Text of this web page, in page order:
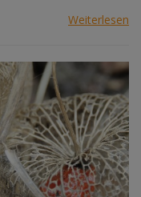
Weiterlesen